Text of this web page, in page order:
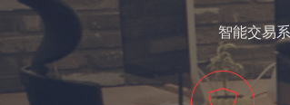
智能交易